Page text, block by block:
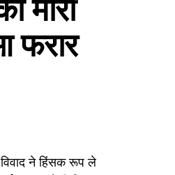
कार्डहासिल किया
जमीन खरीदने और
मारी
फरार
विवाद ने हिंसक रूप ले